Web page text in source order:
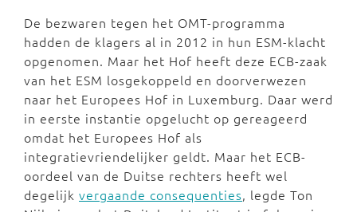
De bezwaren tegen het OMT-programma
hadden de klagers al in 2012 in hun ESM-klacht
opgenomen. Maar het Hof heeft deze ECB-zaak
van het ESM losgekoppeld en doorverwezen
naar het Europees Hof in Luxemburg. Daar werd
in eerste instantie opgelucht op gereageerd
omdat het Europees Hof als
integratievriendelijker geldt. Maar het ECB-
oordeel van de Duitse rechters heeft wel
degelijk vergaande consequenties, legde Ton